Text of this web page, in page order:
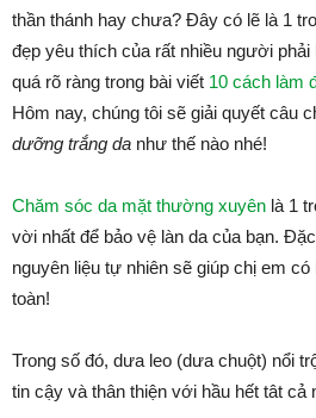
thần thánh hay chưa? Đây có lẽ là 1
đẹp yêu thích của rất nhiều người
quá rõ ràng trong bài viết 10 cách làm
Hôm nay, chúng tôi sẽ giải quyết câu
dưỡng trắng da như thế nào nhé!
Chăm sóc da mặt thường xuyên là 1
vời nhất để bảo vệ làn da của bạn.
nguyên liệu tự nhiên sẽ giúp chị em
toàn!
Trong số đó, dưa leo (dưa chuột) nổi
tin cậy và thân thiện với hầu hết tât cả